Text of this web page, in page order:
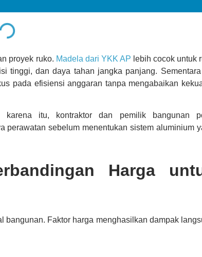
proyek ruko. Madela dari YKK AP lebih cocok untuk
tinggi, dan daya tahan jangka panjang.
pada efisiensi anggaran tanpa mengabaikan
karena itu, kontraktor dan pemilik bangunan
perawatan sebelum menentukan sistem aluminium
Harga
bangunan. Faktor harga menghasilkan dampak